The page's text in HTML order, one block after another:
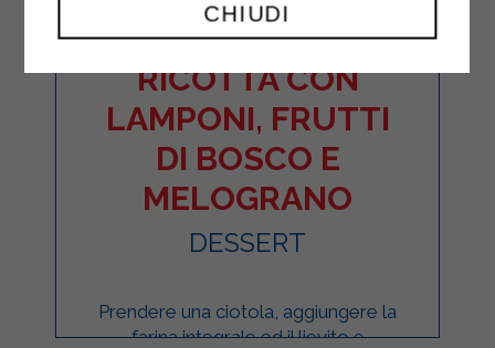
PANCAKES ALLA
RICOTTA CON
LAMPONI, FRUTTI
DI BOSCO E
MELOGRANO
DESSERT
Prendere una ciotola, aggiungere la
farina integrale ed il lievito e
CHIUDI